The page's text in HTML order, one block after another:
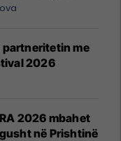
partneritetin me
2026
2026 mbahet
në Prishtinë